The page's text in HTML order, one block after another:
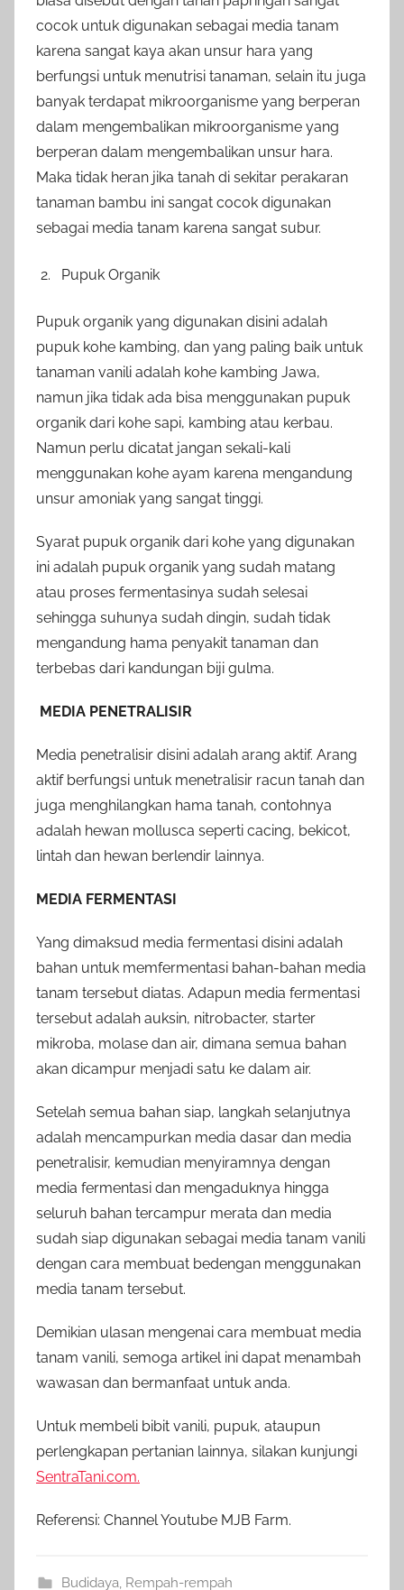
cocok untuk digunakan sebagai media tanam
karena sangat kaya akan unsur hara yang
berfungsi untuk menutrisi tanaman, selain itu juga
banyak terdapat mikroorganisme yang berperan
dalam mengembalikan mikroorganisme yang
berperan dalam mengembalikan unsur hara.
Maka tidak heran jika tanah di sekitar perakaran
tanaman bambu ini sangat cocok digunakan
sebagai media tanam karena sangat subur.
Pupuk Organik
Pupuk organik yang digunakan disini adalah
pupuk kohe kambing, dan yang paling baik untuk
tanaman vanili adalah kohe kambing Jawa,
namun jika tidak ada bisa menggunakan pupuk
organik dari kohe sapi, kambing atau kerbau.
Namun perlu dicatat jangan sekali-kali
menggunakan kohe ayam karena mengandung
unsur amoniak yang sangat tinggi.
Syarat pupuk organik dari kohe yang digunakan
ini adalah pupuk organik yang sudah matang
atau proses fermentasinya sudah selesai
sehingga suhunya sudah dingin, sudah tidak
mengandung hama penyakit tanaman dan
terbebas dari kandungan biji gulma.
MEDIA PENETRALISIR
Media penetralisir disini adalah arang aktif. Arang
aktif berfungsi untuk menetralisir racun tanah dan
juga menghilangkan hama tanah, contohnya
adalah hewan mollusca seperti cacing, bekicot,
lintah dan hewan berlendir lainnya.
MEDIA FERMENTASI
Yang dimaksud media fermentasi disini adalah
bahan untuk memfermentasi bahan-bahan media
tanam tersebut diatas. Adapun media fermentasi
tersebut adalah auksin, nitrobacter, starter
mikroba, molase dan air, dimana semua bahan
akan dicampur menjadi satu ke dalam air.
Setelah semua bahan siap, langkah selanjutnya
adalah mencampurkan media dasar dan media
penetralisir, kemudian menyiramnya dengan
media fermentasi dan mengaduknya hingga
seluruh bahan tercampur merata dan media
sudah siap digunakan sebagai media tanam vanili
dengan cara membuat bedengan menggunakan
media tanam tersebut.
Demikian ulasan mengenai cara membuat media
tanam vanili, semoga artikel ini dapat menambah
wawasan dan bermanfaat untuk anda.
Untuk membeli bibit vanili, pupuk, ataupun
perlengkapan pertanian lainnya, silakan kunjungi
SentraTani.com.
Referensi: Channel Youtube MJB Farm.
Budidaya, Rempah-rempah